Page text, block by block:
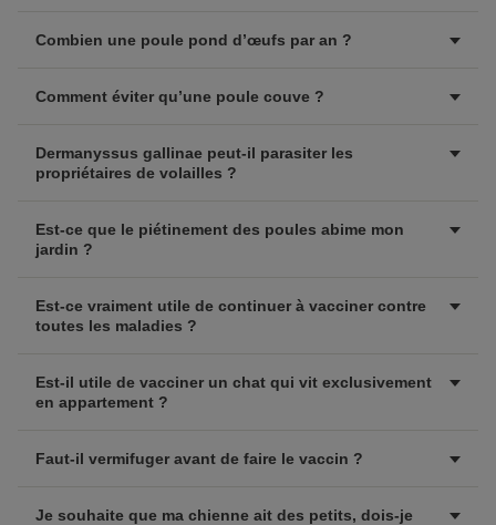
Combien une poule pond d’œufs par an ?
Comment éviter qu’une poule couve ?
Dermanyssus gallinae peut-il parasiter les
propriétaires de volailles ?
Est-ce que le piétinement des poules abime mon
jardin ?
Est-ce vraiment utile de continuer à vacciner contre
toutes les maladies ?
Est-il utile de vacciner un chat qui vit exclusivement
en appartement ?
Faut-il vermifuger avant de faire le vaccin ?
Je souhaite que ma chienne ait des petits, dois-je